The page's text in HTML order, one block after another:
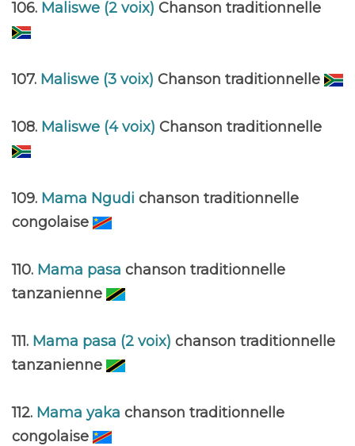
106. Maliswe (2 voix) Chanson traditionnelle
107. Maliswe (3 voix) Chanson traditionnelle
108. Maliswe (4 voix) Chanson traditionnelle
109. Mama Ngudi chanson traditionnelle
congolaise
110. Mama pasa chanson traditionnelle
tanzanienne
111. Mama pasa (2 voix) chanson traditionnelle
tanzanienne
112. Mama yaka chanson traditionnelle
congolaise